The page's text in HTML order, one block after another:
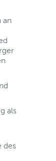
an
als
des